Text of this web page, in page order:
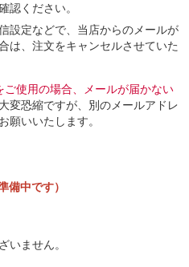
認ください。
設定などで、当店からのメールが
は、注文をキャンセルさせていた
使用の場合、メールが届かない
変恐縮ですが、別のメールアドレ
願いいたします。
備中です）
いません。